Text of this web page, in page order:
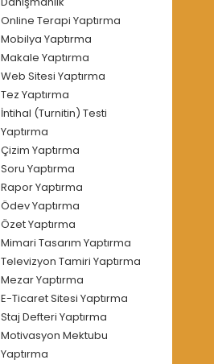
Online Terapi Yaptırma
Mobilya Yaptırma
Makale Yaptırma
Web Sitesi Yaptırma
Tez Yaptırma
İntihal (Turnitin) Testi
Yaptırma
Çizim Yaptırma
Soru Yaptırma
Rapor Yaptırma
Ödev Yaptırma
Özet Yaptırma
Mimari Tasarım Yaptırma
Televizyon Tamiri Yaptırma
Mezar Yaptırma
E-Ticaret Sitesi Yaptırma
Staj Defteri Yaptırma
Motivasyon Mektubu
Yaptırma